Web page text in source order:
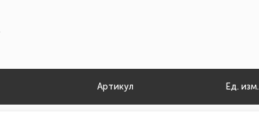
Артикул Ед. изм.